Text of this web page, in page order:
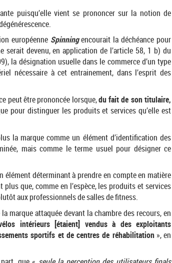
puisqu’elle vient se prononcer sur la notion de
européenne Spinning encourait la déchéance pour
serait devenu, en application de l’article 58, 1 b) du
la désignation usuelle dans le commerce d’un type
nécessaire à cet entrainement, dans l’esprit des
peut être prononcée lorsque,du fait de son titulaire,
pour distinguer les produits et services qu’elle est
la marque comme un élément d’identification des
mais comme le terme usuel pour désigner ce
déterminant à prendre en compte en matière
plus que, comme en l’espèce, les produits et services
aux professionnels de salles de fitness.
marque attaquée devant la chambre des recours, en
intérieurs [étaient] vendus à des exploitants
sportifs et de centres de réhabilitation », en